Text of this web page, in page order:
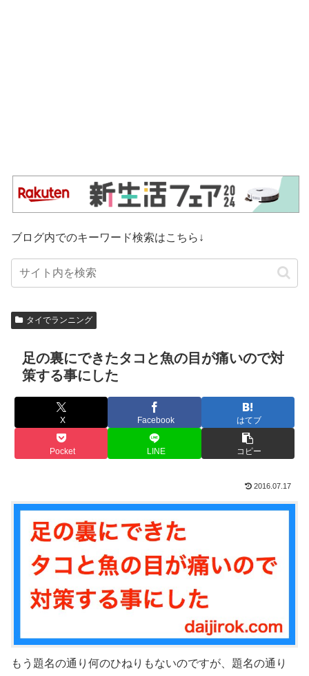
ブログ内でのキーワード検索はこちら↓
タイでランニング
足の裏にできたタコと魚の目が痛いので対
策する事にした
X Facebook はてブ
Pocket LINE コピー
2016.07.17
もう題名の通り何のひねりもないのですが、題名の通り